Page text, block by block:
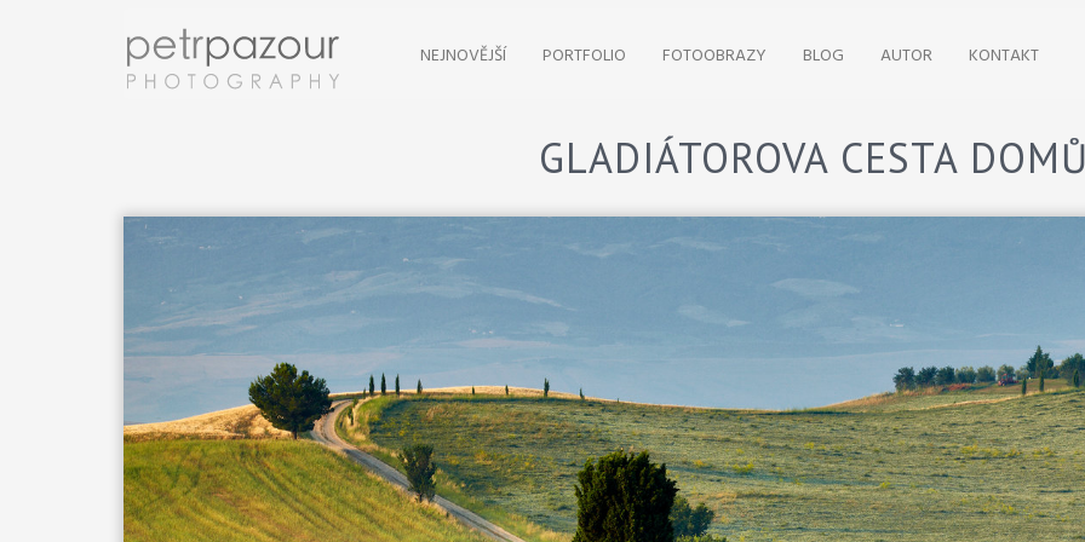
NEJNOVĚJŠÍ PORTFOLIO FOTOOBRAZY BLOG AUTOR KONTAKT
GLADIÁTOROVA CESTA